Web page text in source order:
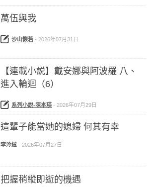
萬伍與我
沙山懷若 - 2026年07月31日
【連載小説】戴安娜與阿波羅 八、
進入輪迴（6）
系列小說-陳本瑛 - 2026年07月29日
這輩子能當她的媳婦 何其有幸
李泠絃 - 2026年07月27日
把握稍縱即逝的機遇